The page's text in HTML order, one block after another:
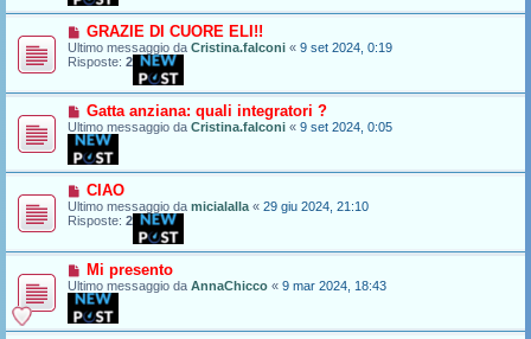
GRAZIE DI CUORE ELI!!
Ultimo messaggio da Cristina.falconi « 9 set 2024, 0:19
Risposte: 2
Gatta anziana: quali integratori ?
Ultimo messaggio da Cristina.falconi « 9 set 2024, 0:05
CIAO
Ultimo messaggio da micialalla « 29 giu 2024, 21:10
Risposte: 2
Mi presento
Ultimo messaggio da AnnaChicco « 9 mar 2024, 18:43